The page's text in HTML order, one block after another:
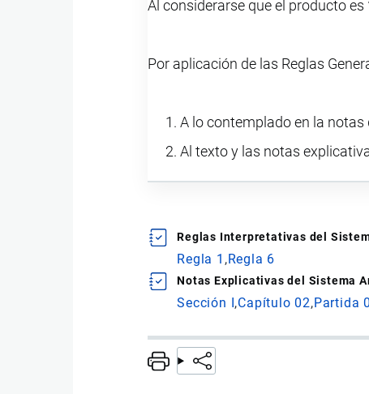
Al considerarse que el producto es
Por aplicación de las Reglas
A lo contemplado en la notas
Al texto y las notas
Reglas Interpretativas del
Regla 1 Regla 6
Notas Explicativas del Sistema
Sección I Capítulo 02 Partida